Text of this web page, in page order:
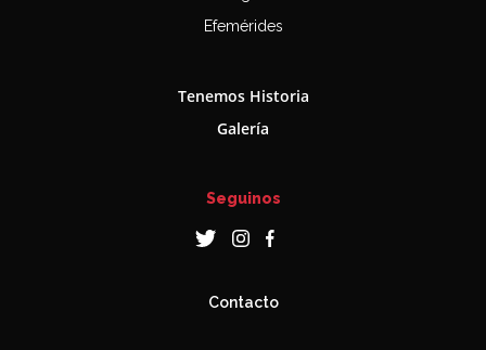
Efemérides
Tenemos Historia
Galería
Seguinos
Contacto